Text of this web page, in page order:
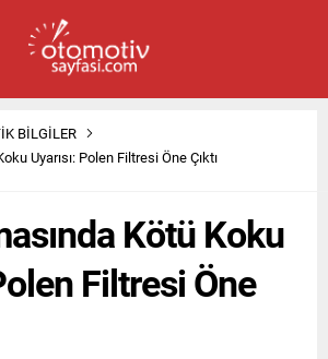
BİLGİLER
Uyarısı: Polen Filtresi Öne Çıktı
Kötü Koku
Filtresi Öne